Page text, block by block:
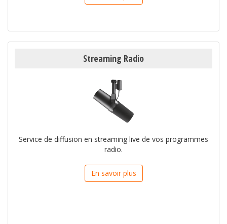
Streaming Radio
Service de diffusion en streaming live de vos programmes
radio.
En savoir plus